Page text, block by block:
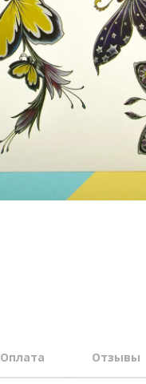
Оплата Отзывы